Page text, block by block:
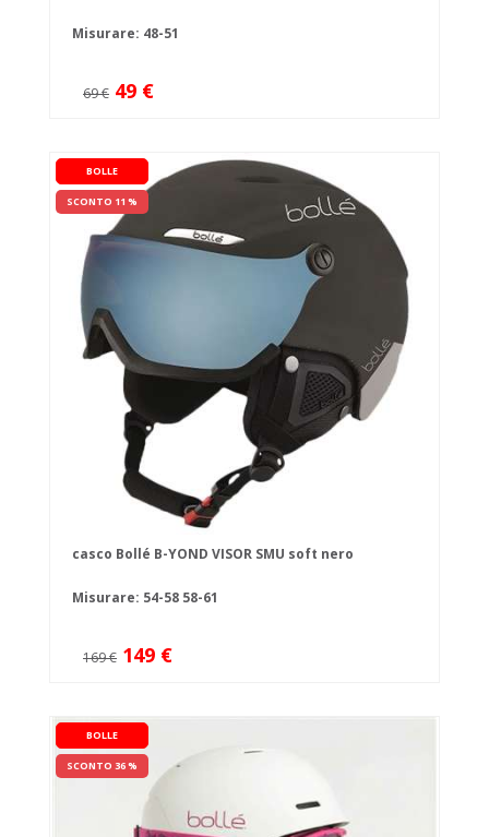
Misurare: 48-51
69 € 49 €
BOLLE
SCONTO 11 %
casco Bollé B-YOND VISOR SMU soft nero
Misurare: 54-58 58-61
169 € 149 €
BOLLE
SCONTO 36 %